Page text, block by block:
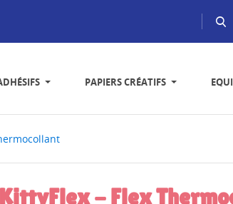
PAPIERS CRÉATIFS
KittyFlex - Flex